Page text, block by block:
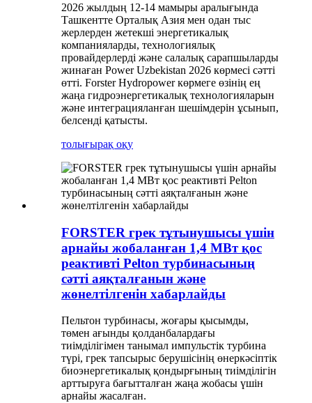
2026 жылдың 12-14 мамыры аралығында
Ташкентте Орталық Азия мен одан тыс
жерлерден жетекші энергетикалық
компанияларды, технологиялық
провайдерлерді және салалық сарапшыларды
жинаған Power Uzbekistan 2026 көрмесі сәтті
өтті. Forster Hydropower көрмеге өзінің ең
жаңа гидроэнергетикалық технологияларын
және интеграцияланған шешімдерін ұсынып,
белсенді қатысты.
толығырақ оқу
FORSTER грек тұтынушысы үшін
арнайы жобаланған 1,4 МВт қос
реактивті Pelton турбинасының
сәтті аяқталғанын және
жөнелтілгенін хабарлайды
Пельтон турбинасы, жоғары қысымды,
төмен ағынды қолданбалардағы
тиімділігімен танымал импульстік турбина
түрі, грек тапсырыс берушісінің өнеркәсіптік
биоэнергетикалық қондырғының тиімділігін
арттыруға бағытталған жаңа жобасы үшін
арнайы жасалған.